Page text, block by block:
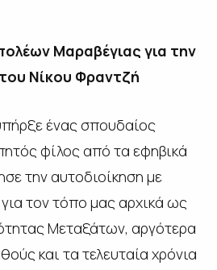
Μαραβέγιας για την
Νίκου Φραντζή
ένας σπουδαίος
φίλος από τα εφηβικά
την αυτοδιοίκηση με
τον τόπο μας αρχικά ως
Μεταξάτων, αργότερα
και τα τελευταία χρόνια